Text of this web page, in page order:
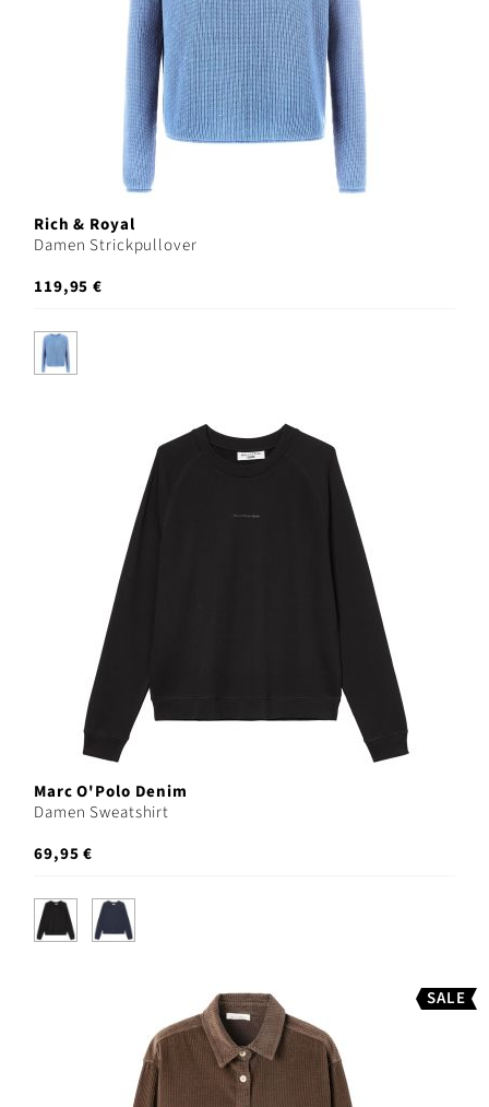
Rich & Royal
Damen Strickpullover
119,95 €
Marc O'Polo Denim
Damen Sweatshirt
69,95 €
SALE